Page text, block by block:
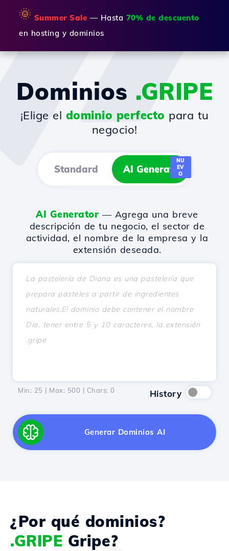
🌞 Summer Sale — Hasta 70% de descuento
en hosting y dominios
Dominios .GRIPE
¡Elige el dominio perfecto para tu
negocio!
Standard AI Generator
NU
EV
O
AI Generator — Agrega una breve
descripción de tu negocio, el sector de
actividad, el nombre de la empresa y la
extensión deseada.
Min: 25 | Max: 500 | Chars: 0 History
Generar Dominios AI
¿Por qué dominios?
.GRIPE Gripe?